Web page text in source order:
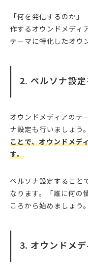
「何を発信するのか
作するオウンドメディ
テーマに特化したオウ
2. ペルソナ設定
オウンドメディアのテ
ナ設定も行いましょう。
ことで、オウンドメデ
す。
ペルソナ設定すること
なります。「誰に何の
ころから始めましょう。
3. オウンドメ